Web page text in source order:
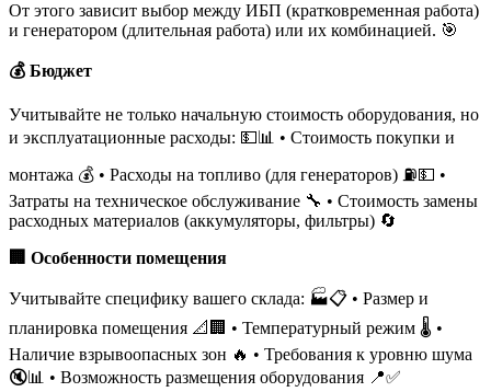
От этого зависит выбор между ИБП (кратковременная работа)
и генератором (длительная работа) или их комбинацией. 🎯
💰 Бюджет
Учитывайте не только начальную стоимость оборудования, но
и эксплуатационные расходы: 💵📊 • Стоимость покупки и
монтажа 💰 • Расходы на топливо (для генераторов) ⛽💵 •
Затраты на техническое обслуживание 🔧 • Стоимость замены
расходных материалов (аккумуляторы, фильтры) 🔄
🏢 Особенности помещения
Учитывайте специфику вашего склада: 🏭📋 • Размер и
планировка помещения 📐🏢 • Температурный режим 🌡️️ •
Наличие взрывоопасных зон 🔥️ • Требования к уровню шума
🔇📊 • Возможность размещения оборудования 📍✅